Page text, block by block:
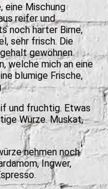
eine Mischung
reifer und
noch harter Birne,
sehr frisch. Die
gewöhnen.
welche mich an eine
blumige Frische,
und fruchtig. Etwas
Würze. Muskat,
nehmen noch
Ingwer,